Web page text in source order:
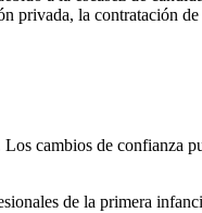
privada, la contratación
cambios de confianza
de la primera